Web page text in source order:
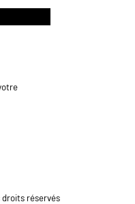
droits réservés